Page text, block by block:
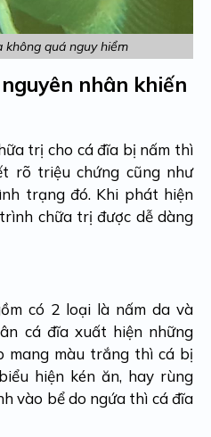
không quá nguy hiểm
nhân khiến
trị cho cá đĩa bị nấm thì
rõ triệu chứng cũng như
trạng đó. Khi phát hiện
chữa trị được dễ dàng
có 2 loại là nấm da và
cá đĩa xuất hiện những
mang màu trắng thì cá bị
hiện kén ăn, hay rùng
vào bể do ngứa thì cá đĩa